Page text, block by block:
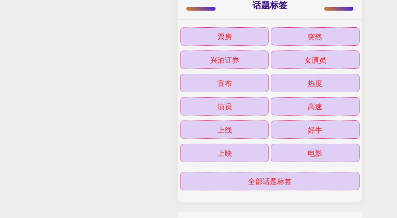
话题标签
票房 突然
兴泊证券 女演员
宣布 热度
演员 高速
上线 好牛
上映 电影
全部话题标签